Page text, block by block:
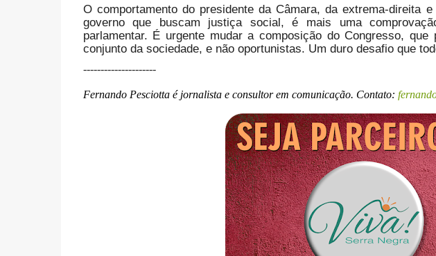
O comportamento do presidente da Câmara, da extrema-direita
governo que buscam justiça social, é mais uma
parlamentar. É urgente mudar a composição do Congresso,
conjunto da sociedade, e não oportunistas. Um duro desafio que
---------------------
Fernando Pesciotta é jornalista e consultor em comunicação. Contato: